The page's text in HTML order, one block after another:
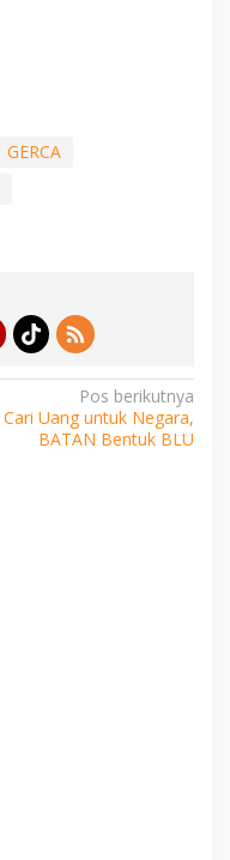
GERCA
Pos berikutnya
Cari Uang untuk Negara,
BATAN Bentuk BLU